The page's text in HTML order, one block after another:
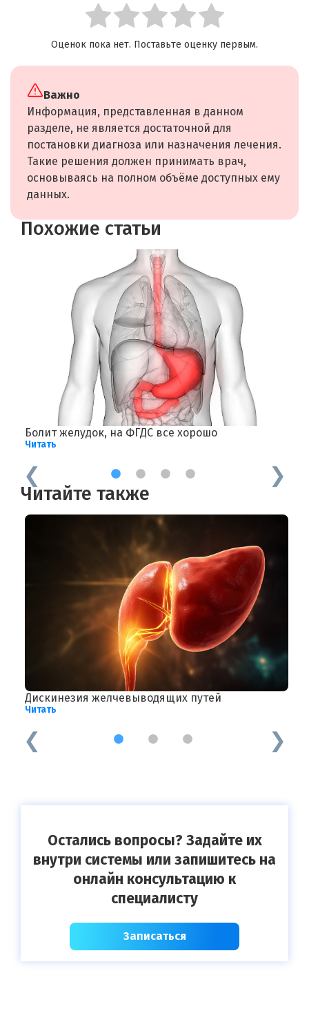
Оценок пока нет. Поставьте оценку первым.
Важно
Информация, представленная в данном
разделе, не является достаточной для
постановки диагноза или назначения лечения.
Такие решения должен принимать врач,
основываясь на полном объёме доступных ему
данных.
Похожие статьи
Болит желудок, на ФГДС все хорошо
Читать
1 2 3 4
Читайте также
Дискинезия желчевыводящих путей
Читать
1 2 3
Остались вопросы? Задайте их
внутри системы или запишитесь на
онлайн консультацию к
специалисту
Записаться